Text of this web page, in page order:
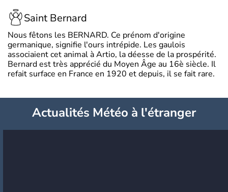
Saint Bernard
Nous fêtons les BERNARD. Ce prénom d'origine
germanique, signifie l'ours intrépide. Les gaulois
associaient cet animal à Artio, la déesse de la prospérité.
Bernard est très apprécié du Moyen Âge au 16è siècle. Il
refait surface en France en 1920 et depuis, il se fait rare.
Actualités Météo à l'étranger